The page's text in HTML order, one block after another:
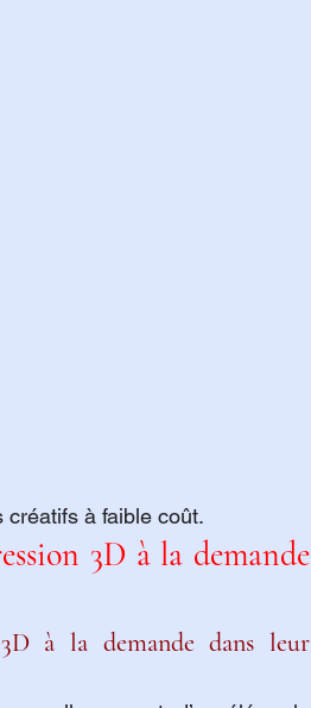
à faible coût.
3D à la demande
3D à la demande dans leur